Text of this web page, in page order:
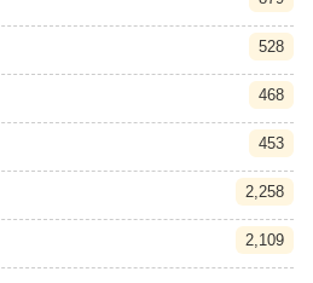
528
468
453
2,258
2,109